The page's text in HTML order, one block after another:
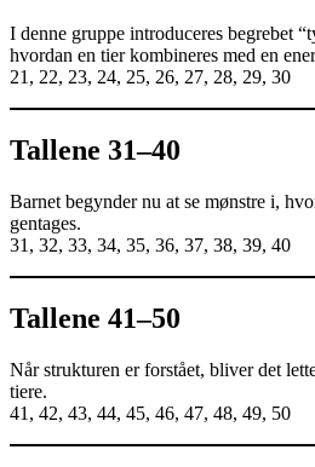
I denne gruppe introduceres begrebet
hvordan en tier kombineres med en
21, 22, 23, 24, 25, 26, 27, 28, 29, 30
Tallene 31–40
Barnet begynder nu at se mønstre i,
gentages.
31, 32, 33, 34, 35, 36, 37, 38, 39, 40
Tallene 41–50
Når strukturen er forstået, bliver det
tiere.
41, 42, 43, 44, 45, 46, 47, 48, 49, 50